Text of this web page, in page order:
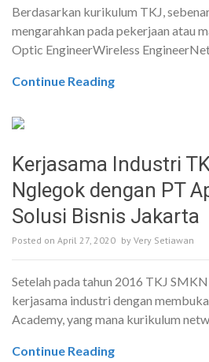
Berdasarkan kurikulum TKJ,
mengarahkan pada pekerjaan atau
Optic EngineerWireless
Continue Reading
Kerjasama Industri
Nglegok dengan PT
Solusi Bisnis Jakarta
Posted on April 27, 2020 by Very Setiawan
Setelah pada tahun 2016 TKJ
kerjasama industri dengan
Academy, yang mana kurikulum
Continue Reading